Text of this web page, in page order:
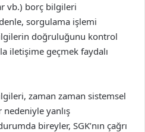
vb.) borç bilgileri
sorgulama işlemi
doğruluğunu kontrol
iletişime geçmek faydalı
zaman zaman sistemsel
yanlış
bireyler, SGK’nın çağrı